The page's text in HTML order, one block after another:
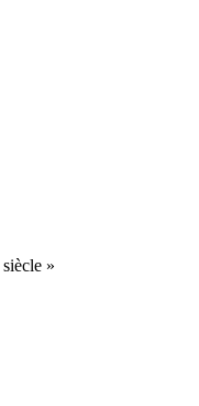
siècle »